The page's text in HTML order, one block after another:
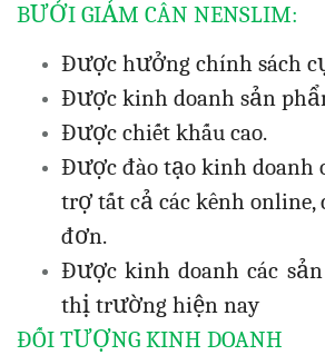
BƯỞI GIẢM CÂN NENSLIM:
Được hưởng chính sách
Được kinh doanh sản
Được chiết khấu cao.
Được đào tạo kinh doanh
trợ tất cả các kênh online,
đơn.
Được kinh doanh các
thị trường hiện nay
ĐỐI TƯỢNG KINH DOANH